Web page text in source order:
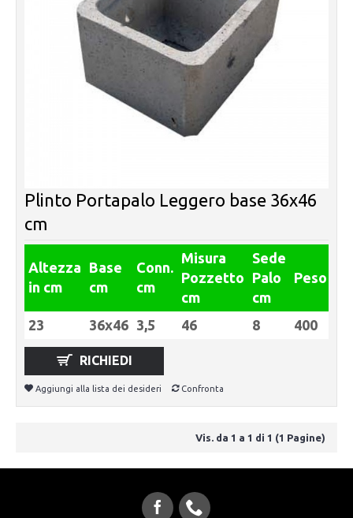
Plinto Portapalo Leggero base 36x46
cm
Altezza
in cm
Base
cm
Conn.
cm
Misura
Pozzetto
cm
Sede
Palo
cm
Peso
23 36x46 3,5 46 8 400
RICHIEDI
Aggiungi alla lista dei desideri Confronta
Vis. da 1 a 1 di 1 (1 Pagine)